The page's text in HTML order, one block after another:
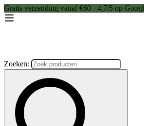
Gratis verzending vanaf €60 - 4,7/5 op
Zoeken: